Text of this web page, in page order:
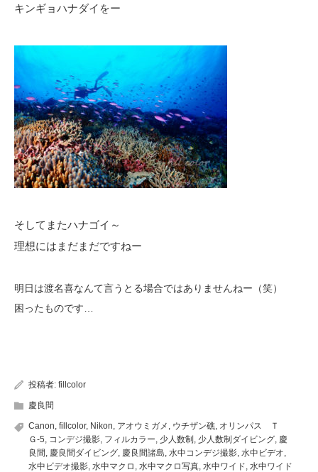
キンギョハナダイをー
そしてまたハナゴイ～
理想にはまだまだですねー
明日は渡名喜なんて言うとる場合ではありませんねー（笑）
困ったものです…
投稿者: fillcolor
慶良間
Canon fillcolor, Nikon アオウミガメ ウチザン礁 オリンパス Ｔ
Ｇ-5
コンデジ撮影 フィルカラー 少人数制 少人数制ダイビング 慶
良間 慶良間ダイビング 慶良間諸島 水中コンデジ撮影 水中ビデオ
水中ビデオ撮影 水中マクロ 水中マクロ写真 水中ワイド 水中ワイド